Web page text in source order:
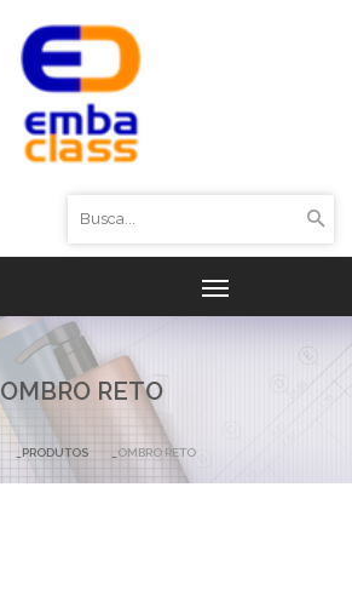
OMBRO RETO
PRODUTOS OMBRO RETO